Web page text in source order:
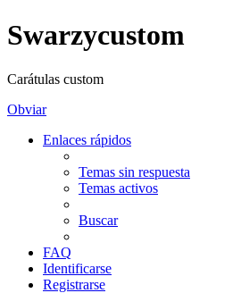
Swarzycustom
Carátulas custom
Obviar
Enlaces rápidos
Temas sin respuesta
Temas activos
Buscar
FAQ
Identificarse
Registrarse